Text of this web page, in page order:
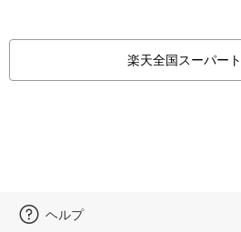
楽天全国スーパー
ヘルプ